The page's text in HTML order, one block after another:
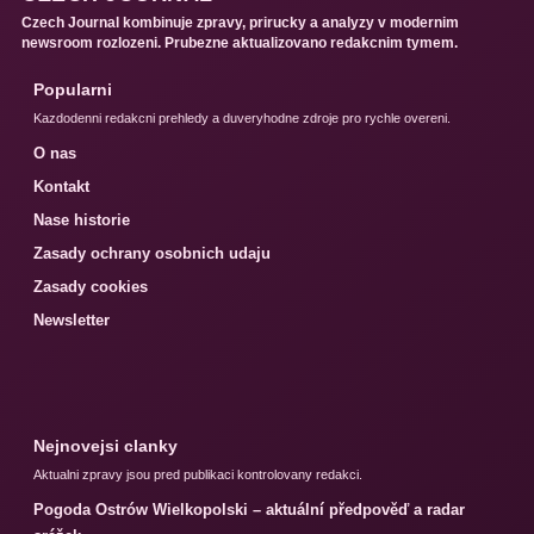
Czech Journal kombinuje zpravy, prirucky a analyzy v modernim
newsroom rozlozeni. Prubezne aktualizovano redakcnim tymem.
Popularni
Kazdodenni redakcni prehledy a duveryhodne zdroje pro rychle overeni.
O nas
Kontakt
Nase historie
Zasady ochrany osobnich udaju
Zasady cookies
Newsletter
Nejnovejsi clanky
Aktualni zpravy jsou pred publikaci kontrolovany redakci.
Pogoda Ostrów Wielkopolski – aktuální předpověď a radar